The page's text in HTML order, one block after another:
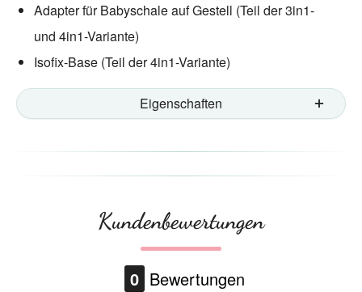
Adapter für Babyschale auf Gestell (Teil der 3in1-
und 4in1-Variante)
Isofix-Base (Teil der 4in1-Variante)
Eigenschaften
Kundenbewertungen
0 Bewertungen